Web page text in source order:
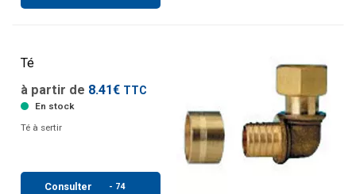
Té
à partir de 8.41€ TTC
En stock
Té à sertir
Consulter
- 74